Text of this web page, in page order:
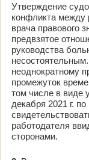
Утверждение
конфликта между
врача правового
предвзятое
руководства
неоднократному
промежуток
том числе в виде
декабря 2021 г.
работодателя
сторонами.